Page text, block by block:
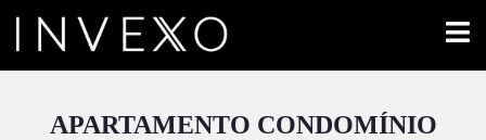
APARTAMENTO CONDOMÍNIO